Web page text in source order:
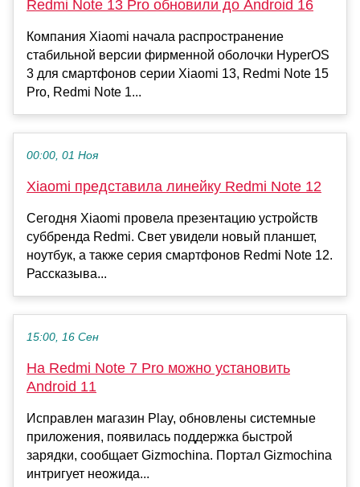
Redmi Note 13 Pro обновили до Android 16
Компания Xiaomi начала распространение
стабильной версии фирменной оболочки HyperOS
3 для смартфонов серии Xiaomi 13, Redmi Note 15
Pro, Redmi Note 1...
00:00, 01 Ноя
Xiaomi представила линейку Redmi Note 12
Сегодня Xiaomi провела презентацию устройств
суббренда Redmi. Свет увидели новый планшет,
ноутбук, а также серия смартфонов Redmi Note 12.
Рассказыва...
15:00, 16 Сен
На Redmi Note 7 Pro можно установить
Android 11
Исправлен магазин Play, обновлены системные
приложения, появилась поддержка быстрой
зарядки, сообщает Gizmochina. Портал Gizmochina
интригует неожида...